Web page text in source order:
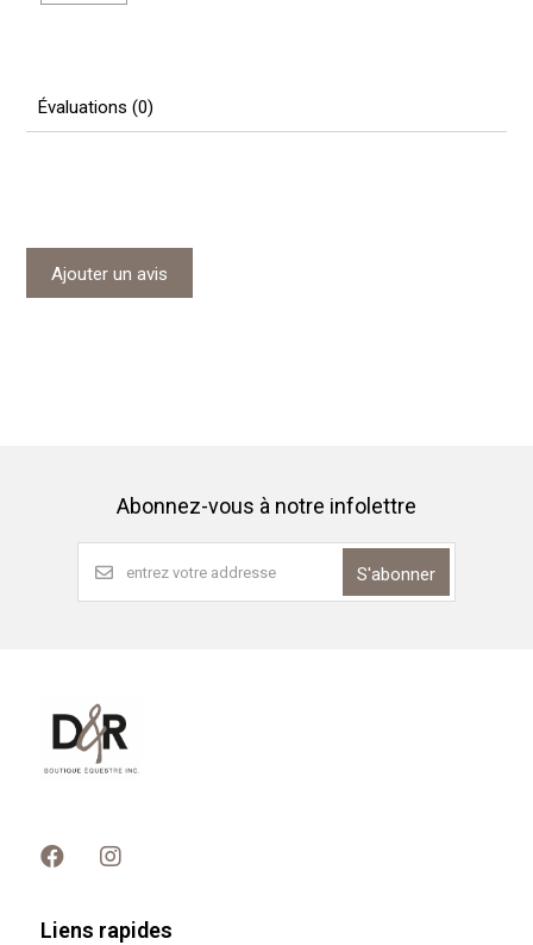
Évaluations (0)
Ajouter un avis
Abonnez-vous à notre infolettre
S'abonner
Liens rapides